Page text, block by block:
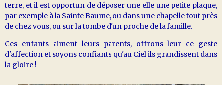
terre, et il est opportun de déposer une elle une petite plaque,
par exemple à la Sainte Baume, ou dans une chapelle tout près
de chez vous, ou sur la tombe d'un proche de la famille.
Ces enfants aiment leurs parents, offrons leur ce geste
d'affection et soyons confiants qu'au Ciel ils grandissent dans
la gloire !